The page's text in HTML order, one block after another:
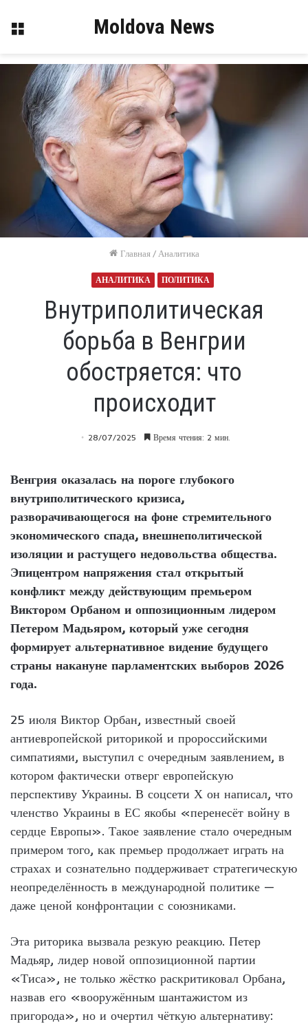
Меню Moldova News
Главная / Аналитика
АНАЛИТИКА ПОЛИТИКА
Внутриполитическая
борьба в Венгрии
обостряется: что
происходит
28/07/2025 Время чтения: 2 мин.
Венгрия оказалась на пороге глубокого
внутриполитического кризиса,
разворачивающегося на фоне стремительного
экономического спада, внешнеполитической
изоляции и растущего недовольства общества.
Эпицентром напряжения стал открытый
конфликт между действующим премьером
Виктором Орбаном и оппозиционным лидером
Петером Мадьяром, который уже сегодня
формирует альтернативное видение будущего
страны накануне парламентских выборов 2026
года.
25 июля Виктор Орбан, известный своей
антиевропейской риторикой и пророссийскими
симпатиями, выступил с очередным заявлением, в
котором фактически отверг европейскую
перспективу Украины. В соцсети Х он написал, что
членство Украины в ЕС якобы «перенесёт войну в
сердце Европы». Такое заявление стало очередным
примером того, как премьер продолжает играть на
страхах и сознательно поддерживает стратегическую
неопределённость в международной политике —
даже ценой конфронтации с союзниками.
Эта риторика вызвала резкую реакцию. Петер
Мадьяр, лидер новой оппозиционной партии
«Тиса», не только жёстко раскритиковал Орбана,
назвав его «вооружённым шантажистом из
пригорода», но и очертил чёткую альтернативу: